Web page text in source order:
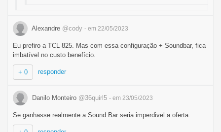
Alexandre @cody - em 22/05/2023
Eu prefiro a TCL 825. Mas com essa configuração + Soundbar, fica
imbatível no custo benefício.
+ 0 responder
Danilo Monteiro @36quirl5 - em 23/05/2023
Se ganhasse realmente a Sound Bar seria imperdivel a oferta.